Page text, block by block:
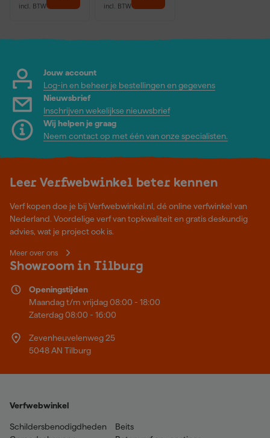
incl. BTW incl. BTW
Jouw account
Log-in en beheer je bestellingen en gegevens
Nieuwsbrief
Inschrijven wekelijkse nieuwsbrief
Wij helpen je graag
Neem contact op met één van onze specialisten.
Leer Verfwebwinkel beter kennen
Verf kopen doe je bij Verfwebwinkel.nl, dé online verfwinkel van
Nederland. Voordelige verf van topkwaliteit en gratis deskundig
advies, wat je project ook is.
Meer over ons
Showroom in Tilburg
Openingstijden
Maandag t/m vrijdag 08:00 - 18:00
Zaterdag 08:00 - 16:00
Zevenheuvelenweg 25
5048 AN Tilburg
Verfwebwinkel
Schildersbenodigdheden
Beits